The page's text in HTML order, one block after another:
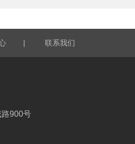
| 联系我们
路900号